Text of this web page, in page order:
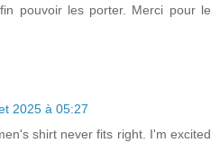
pouvoir les porter. Merci pour le
2025 à 05:27
shirt never fits right. I'm excited